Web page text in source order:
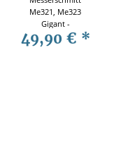
Me321, Me323
Gigant -
Technik und
Einsatzgeschichte
49,90 € *